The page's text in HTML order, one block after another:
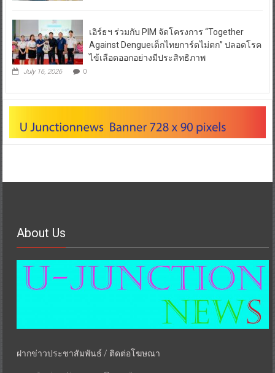
เอิร์ธฯ ร่วมกับ PIM จัดโครงการ “Together
Against Dengueเด็กไทยการ์ดไม่ตก” ปลอดโรค
ไข้เลือดออกอย่างมีประสิทธิภาพ
July 16, 2026 0
About Us
ฝากข่าวประชาสัมพันธ์ / ติดต่อโฆษณา